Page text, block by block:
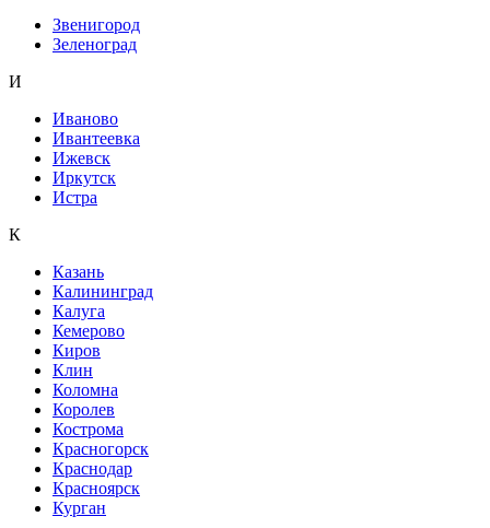
Звенигород
Зеленоград
И
Иваново
Ивантеевка
Ижевск
Иркутск
Истра
К
Казань
Калининград
Калуга
Кемерово
Киров
Клин
Коломна
Королев
Кострома
Красногорск
Краснодар
Красноярск
Курган